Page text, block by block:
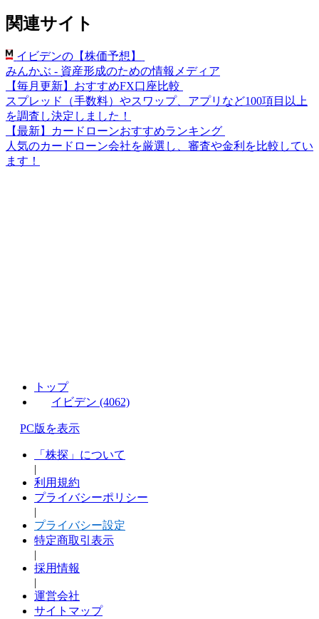
関連サイト
イビデンの【株価予想】
みんかぶ - 資産形成のための情報メディア
【毎月更新】おすすめFX口座比較
スプレッド（手数料）やスワップ、アプリなど100項目以上
を調査し決定しました！
【最新】カードローンおすすめランキング
人気のカードローン会社を厳選し、審査や金利を比較してい
ます！
トップ
イビデン (4062)
PC版を表示
「株探」について
|
利用規約
プライバシーポリシー
|
プライバシー設定
特定商取引表示
|
採用情報
|
運営会社
サイトマップ